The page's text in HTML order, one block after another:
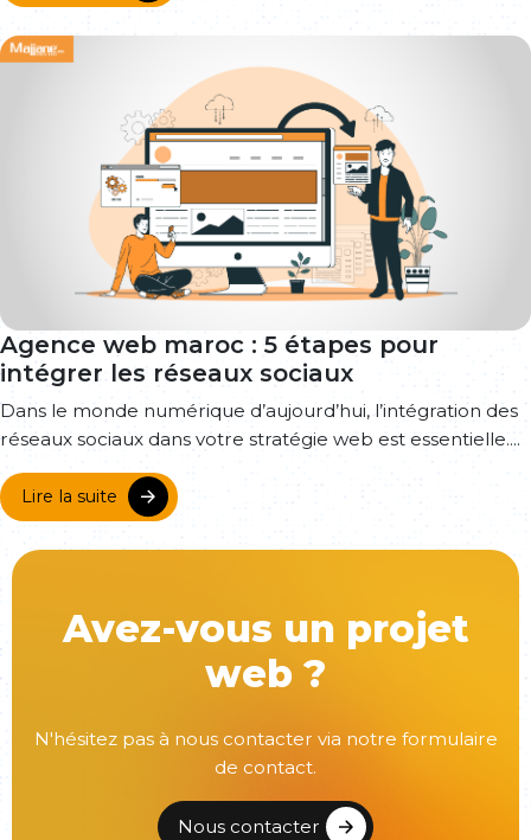
Agence web maroc : 5 étapes pour
intégrer les réseaux sociaux
Dans le monde numérique d’aujourd’hui, l’intégration des
réseaux sociaux dans votre stratégie web est essentielle....
Lire la suite
Avez-vous un projet
web ?
N'hésitez pas à nous contacter via notre formulaire
de contact.
Nous contacter